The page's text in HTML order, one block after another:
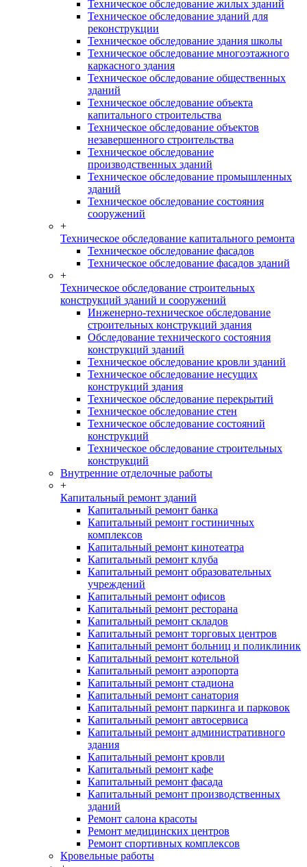
Техническое обследование жилых зданий
Техническое обследование зданий для
реконструкции
Техническое обследование здания школы
Техническое обследование многоэтажного
каркасного здания
Техническое обследование общественных
зданий
Техническое обследование объекта
капитального строительства
Техническое обследование объектов
незавершенного строительства
Техническое обследование
производственных зданий
Техническое обследование промышленных
зданий
Техническое обследование состояния
сооружений
+
Техническое обследование капитального ремонта
Техническое обследование фасадов
Техническое обследование фасадов зданий
+
Техническое обследование строительных
конструкций зданий и сооружений
Инженерно-техническое обследование
строительных конструкций здания
Обследование технического состояния
конструкций зданий
Техническое обследование кровли зданий
Техническое обследование несущих
конструкций здания
Техническое обследование перекрытий
Техническое обследование стен
Техническое обследование состояний
конструкций
Техническое обследование строительных
конструкций
Внутренние отделочные работы
+
Капитальный ремонт зданий
Капитальный ремонт банка
Капитальный ремонт гостиничных
комплексов
Капитальный ремонт кинотеатра
Капитальный ремонт клуба
Капитальный ремонт образовательных
учреждений
Капитальный ремонт офисов
Капитальный ремонт ресторана
Капитальный ремонт складов
Капитальный ремонт торговых центров
Капитальный ремонт больниц и поликлиник
Капитальный ремонт котельной
Капитальный ремонт аэропорта
Капитальный ремонт стадиона
Капитальный ремонт санатория
Капитальный ремонт паркинга и парковок
Капитальный ремонт автосервиса
Капитальный ремонт административного
здания
Капитальный ремонт кровли
Капитальный ремонт кафе
Капитальный ремонт фасада
Капитальный ремонт производственных
зданий
Ремонт салона красоты
Ремонт медицинских центров
Ремонт спортивных комплексов
Кровельные работы